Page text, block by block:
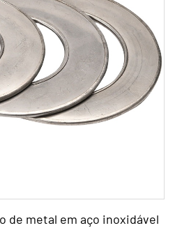
MAIS
de metal em aço inoxidável